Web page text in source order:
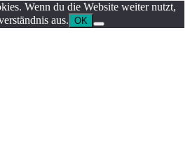
Wenn du die Website weiter nutzt,
aus. OK